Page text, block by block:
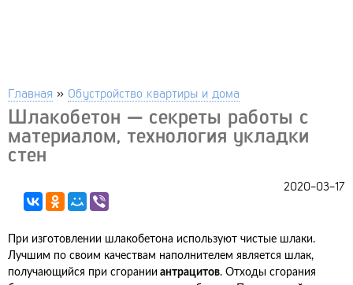
Главная » Обустройство квартиры и дома
Шлакобетон — секреты работы с
материалом, технология укладки
стен
2020-03-17
При изготовлении шлакобетона используют чистые шлаки.
Лучшим по своим качествам наполнителем является шлак,
получающийся при сгорании антрацитов. Отходы сгорания